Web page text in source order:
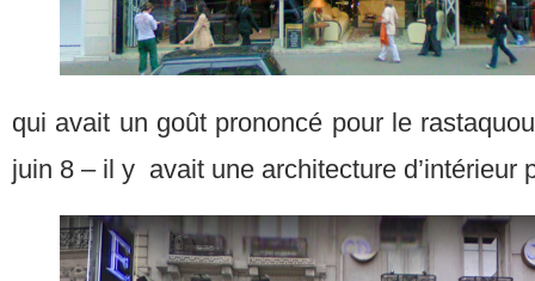
qui avait un goût prononcé pour le
juin 8 – il y avait une architecture d’intérieur